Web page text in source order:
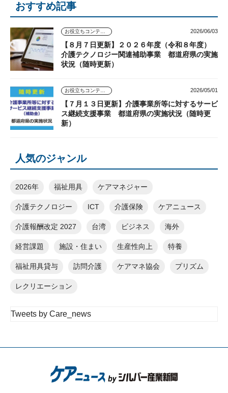
おすすめ記事
お役立ちコンテンツ 2026/06/03
【８月７日更新】２０２６年度（令和８年度）
介護テクノロジー関連補助事業 都道府県の実施
状況（随時更新）
お役立ちコンテンツ 2026/05/01
【７月１３日更新】介護事業所等に対するサービ
ス継続支援事業 都道府県の実施状況（随時更
新）
人気のジャンル
2026年 福祉用具 ケアマネジャー
介護テクノロジー ICT 介護保険 ケアニュース
介護報酬改定 2027 台湾 ビジネス 海外
経営課題 施設・住まい 生産性向上 特養
福祉用具貸与 訪問介護 ケアマネ協会 プリズム
レクリエーション
Tweets by Care_news